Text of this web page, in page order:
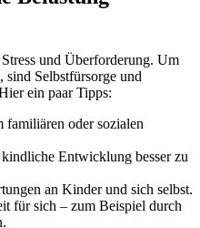
und Überforderung. Um
sind Selbstfürsorge und
ein paar Tipps:
familiären oder sozialen
Entwicklung besser zu
an Kinder und sich selbst.
für sich – zum Beispiel durch